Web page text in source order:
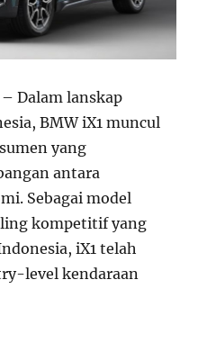
– Dalam lanskap
BMW iX1 muncul
yang
antara
Sebagai model
kompetitif yang
iX1 telah
level kendaraan